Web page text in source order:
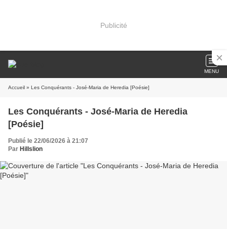
Publicité
MENU
Accueil » Les Conquérants - José-Maria de Heredia [Poésie]
Les Conquérants - José-Maria de Heredia
[Poésie]
Publié le 22/06/2026 à 21:07
Par Hillslion